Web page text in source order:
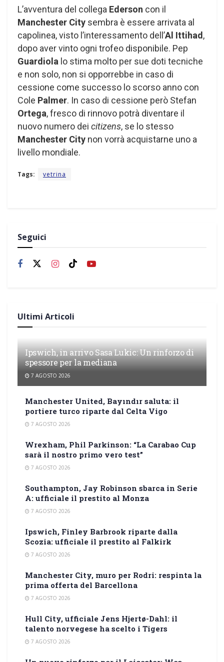
L’avventura del collega Ederson con il
Manchester City sembra è essere arrivata al
capolinea, visto l’interessamento dell’Al Ittihad,
dopo aver vinto ogni trofeo disponibile. Pep
Guardiola lo stima molto per sue doti tecniche
e non solo, non si opporrebbe in caso di
cessione come successo lo scorso anno con
Cole Palmer. In caso di cessione però Stefan
Ortega, fresco di rinnovo potrà diventare il
nuovo numero dei citizens, se lo stesso
Manchester City non vorrà acquistarne uno a
livello mondiale.
Tags: vetrina
Seguici
Ultimi Articoli
Ipswich, in arrivo Sasa Lukic: Un rinforzo di
spessore per la mediana
7 AGOSTO 2026
Manchester United, Bayındır saluta: il
portiere turco riparte dal Celta Vigo
7 AGOSTO 2026
Wrexham, Phil Parkinson: “La Carabao Cup
sarà il nostro primo vero test”
7 AGOSTO 2026
Southampton, Jay Robinson sbarca in Serie
A: ufficiale il prestito al Monza
7 AGOSTO 2026
Ipswich, Finley Barbrook riparte dalla
Scozia: ufficiale il prestito al Falkirk
7 AGOSTO 2026
Manchester City, muro per Rodri: respinta la
prima offerta del Barcellona
7 AGOSTO 2026
Hull City, ufficiale Jens Hjertø-Dahl: il
talento norvegese ha scelto i Tigers
7 AGOSTO 2026